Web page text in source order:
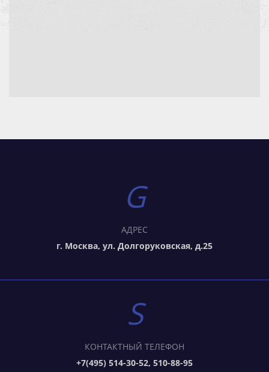
АДРЕС
г. Москва, ул. Долгоруковская, д.25
КОНТАКТНЫЙ ТЕЛЕФОН
+7(495) 514-30-52, 510-88-95